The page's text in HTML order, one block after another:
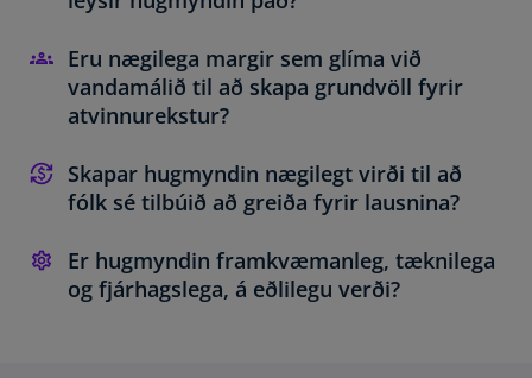
Eru nægilega margir sem glíma við
vandamálið til að skapa grundvöll fyrir
atvinnurekstur?
Skapar hugmyndin nægilegt virði til að
fólk sé tilbúið að greiða fyrir lausnina?
Er hugmyndin framkvæmanleg, tæknilega
og fjárhagslega, á eðlilegu verði?